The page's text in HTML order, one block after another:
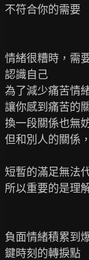
不符合你的需要
情緒很糟時，需
認識自己
為了減少痛苦情
讓你感到痛苦的
換一段關係也無
但和別人的關係
短暫的滿足無法
所以重要的是理
負面情緒積累到
鍵時刻的轉捩點